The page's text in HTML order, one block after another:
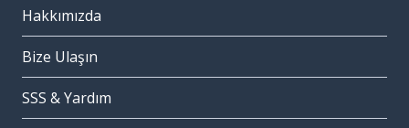
Hakkımızda
Bize Ulaşın
SSS & Yardım